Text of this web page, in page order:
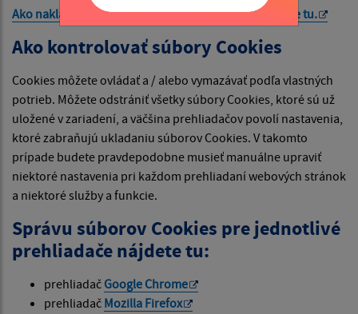
Ako nakladá Google s vašimi súbormi Cookies nájdetetu.
Ako kontrolovať súbory Cookies
Cookies môžete ovládať a / alebo vymazávať podľa vlastných
potrieb. Môžete odstrániť všetky súbory Cookies, ktoré sú už
uložené v zariadení, a väčšina prehliadačov povolí nastavenia,
ktoré zabraňujú ukladaniu súborov Cookies. V takomto
prípade budete pravdepodobne musieť manuálne upraviť
niektoré nastavenia pri každom prehliadaní webových stránok
a niektoré služby a funkcie.
Správu súborov Cookies pre jednotlivé
prehliadače nájdete tu:
prehliadač Google Chrome
prehliadač Mozilla Firefox